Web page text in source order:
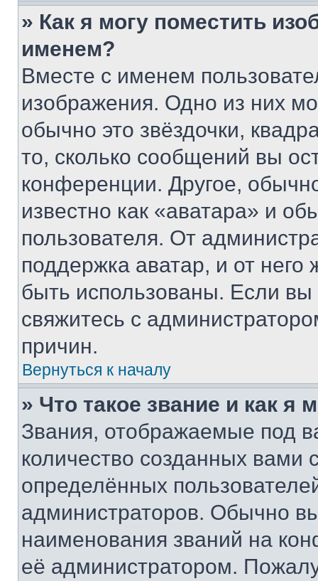
» Как я могу поместить
именем?
Вместе с именем
изображения. Одно из них
обычно это звёздочки,
то, сколько сообщений вы
конференции. Другое,
известно как «аватара» и
пользователя. От
поддержка аватар, и от него
быть использованы. Если
свяжитесь с
причин.
Вернуться к началу
» Что такое звание и как я
Звания, отображаемые под
количество созданных
определённых
администраторов. Обычно
наименования званий на
её администратором.